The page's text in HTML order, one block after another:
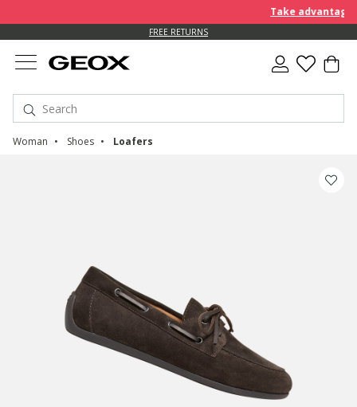
Take advantage
FREE RETURNS
Woman Shoes Loafers